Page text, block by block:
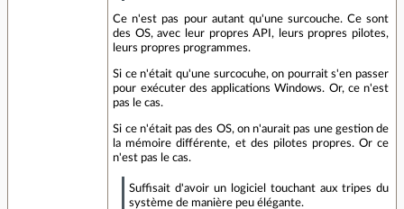
Ce n'est pas pour autant qu'une surcouche. Ce sont
des OS, avec leur propres API, leurs propres pilotes,
leurs propres programmes.
Si ce n'était qu'une surcocuhe, on pourrait s'en passer
pour exécuter des applications Windows. Or, ce n'est
pas le cas.
Si ce n'était pas des OS, on n'aurait pas une gestion de
la mémoire différente, et des pilotes propres. Or ce
n'est pas le cas.
Suffisait d'avoir un logiciel touchant aux tripes du
système de manière peu élégante.